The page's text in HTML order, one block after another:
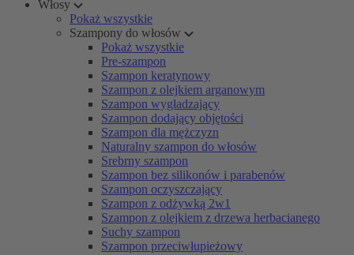
Włosy
Pokaż wszystkie
Szampony do włosów
Pokaż wszystkie
Pre-szampon
Szampon keratynowy
Szampon z olejkiem arganowym
Szampon wygładzający
Szampon dodający objętości
Szampon dla mężczyzn
Naturalny szampon do włosów
Srebrny szampon
Szampon bez silikonów i parabenów
Szampon oczyszczający
Szampon z odżywką 2w1
Szampon z olejkiem z drzewa herbacianego
Suchy szampon
Szampon przeciwłupieżowy